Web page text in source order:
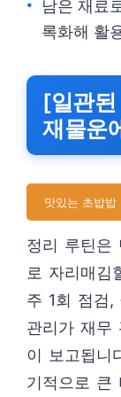
남은 재료
록화해 활
[일관된
재물운
맛있는 초밥밥
정리 루틴은
로 자리매김
주 1회 점검,
관리가 재무
이 보고됩니
기적으로 큰